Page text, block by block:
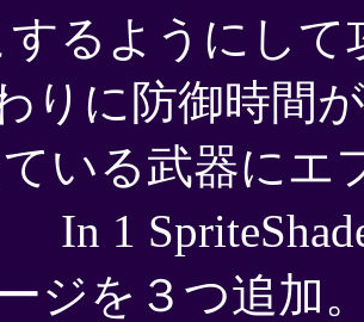
するようにし
りに防御時間
ている武器に
In 1
ジを３つ追加